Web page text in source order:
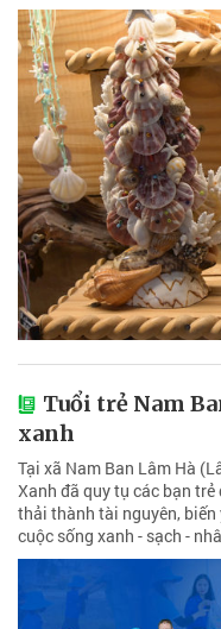
Tuổi trẻ Nam
xanh
Tại xã Nam Ban Lâm Hà
Xanh đã quy tụ các bạn
thải thành tài nguyên,
cuộc sống xanh - sạch -